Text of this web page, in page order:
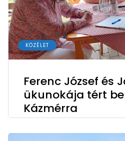
KÖZÉLET
Ferenc József és
ükunokája tért
Kázmérra